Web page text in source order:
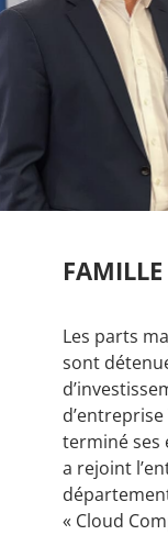
Les parts
sont
terminé ses
a rejoint
« Cloud